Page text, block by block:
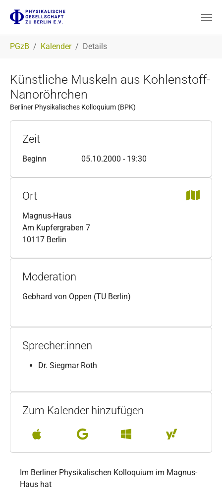
PGzB Kalender Details
Künstliche Muskeln aus Kohlenstoff-
Nanoröhrchen
Berliner Physikalisches Kolloquium (BPK)
Zeit
Beginn 05.10.2000 - 19:30
Ort
Magnus-Haus
Am Kupfergraben 7
10117 Berlin
Moderation
Gebhard von Oppen (TU Berlin)
Sprecher:innen
Dr. Siegmar Roth
Zum Kalender hinzufügen
Im Berliner Physikalischen Kolloquium im Magnus-
Haus hat